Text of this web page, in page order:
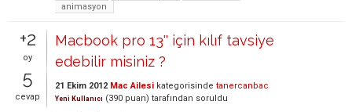
animasyon
+2
oy
5
cevap
Macbook pro 13'' için kılıf tavsiye
edebilir misiniz ?
21 Ekim 2012 Mac Ailesi kategorisinde tanercanbac
Yeni Kullanıcı (390 puan) tarafından soruldu